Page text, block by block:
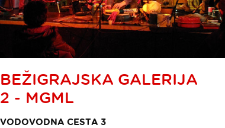
BEŽIGRAJSKA GALERIJA
2 - MGML
VODOVODNA CESTA 3